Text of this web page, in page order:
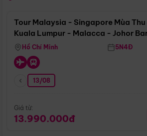
Tour Malaysia - Singapore Mùa Thu
Kuala Lumpur - Malacca - Johor
Singapore
Hồ Chí Minh 5N4Đ
13/08
Giá từ:
13.990.000đ